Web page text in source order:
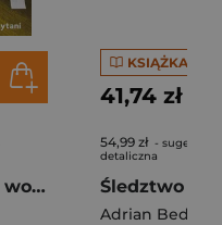
Stella. Pragnienie wolności
KSIĄŻKA
41,74 zł
54,99 zł -
detaliczna
Śledztwo
Adrian